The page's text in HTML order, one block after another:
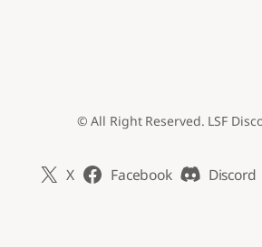
© All Right Reserved. LSF
X Facebook Discord